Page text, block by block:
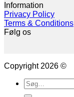
Information
Privacy Policy
Terms & Conditions
Følg os
Copyright 2026 ©
Søg
efter: